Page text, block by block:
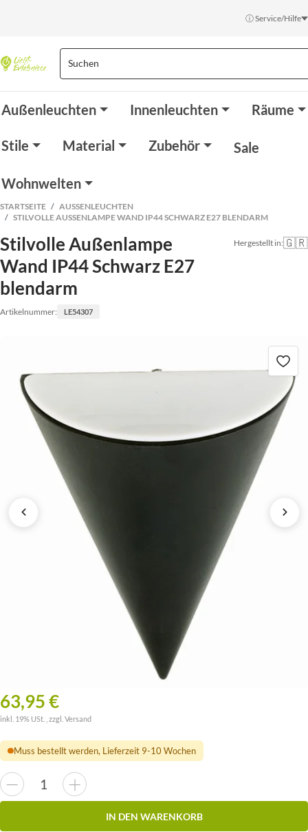
ⓘ Service/Hilfe
Außenleuchten Innenleuchten Räume
Stile Material Zubehör Sale
Wohnwelten
STARTSEITE
AUSSENLEUCHTEN
STILVOLLE AUSSENLAMPE WAND IP44 SCHWARZ E27 BLENDARM
Stilvolle Außenlampe
Wand IP44 Schwarz E27
blendarm
Artikelnummer: LE54307
Hergestellt in:🇬🇷
63,95 €
inkl. 19% USt. , zzgl. Versand
Muss bestellt werden, Lieferzeit 9-10 Wochen
IN DEN WARENKORB